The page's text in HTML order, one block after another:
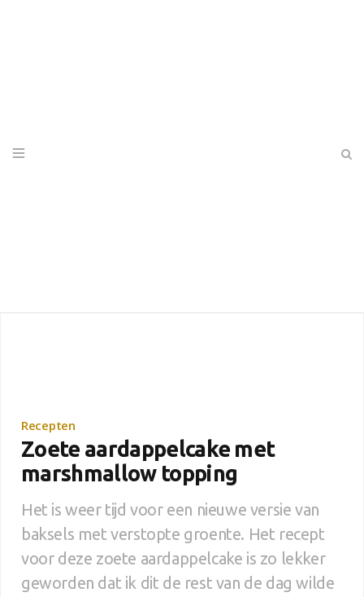
Recepten
Zoete aardappelcake met
marshmallow topping
Het is weer tijd voor een nieuwe versie van
baksels met verstopte groente. Het recept
voor deze zoete aardappelcake is zo lekker
geworden dat ik dit de rest van de dag wilde